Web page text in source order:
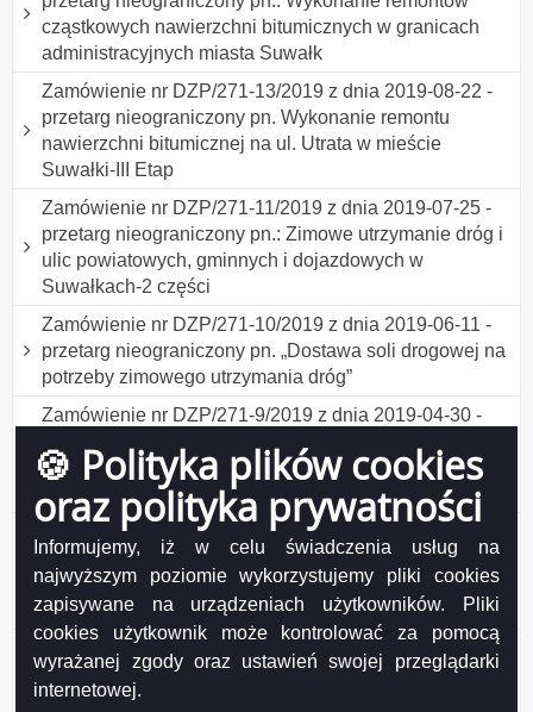
🍪 Polityka plików cookies
oraz polityka prywatności
Informujemy, iż w celu świadczenia usług na
najwyższym poziomie wykorzystujemy pliki cookies
zapisywane na urządzeniach użytkowników. Pliki
cookies użytkownik może kontrolować za pomocą
wyrażanej zgody oraz ustawień swojej przeglądarki
internetowej.
cząstkowych nawierzchni bitumicznych w granicach
administracyjnych miasta Suwałk
Zamówienie nr DZP/271-13/2019 z dnia 2019-08-22 -
przetarg nieograniczony pn. Wykonanie remontu
nawierzchni bitumicznej na ul. Utrata w mieście
Suwałki-III Etap
Zamówienie nr DZP/271-11/2019 z dnia 2019-07-25 -
przetarg nieograniczony pn.: Zimowe utrzymanie dróg i
ulic powiatowych, gminnych i dojazdowych w
Suwałkach-2 części
Zamówienie nr DZP/271-10/2019 z dnia 2019-06-11 -
przetarg nieograniczony pn. „Dostawa soli drogowej na
potrzeby zimowego utrzymania dróg”
Zamówienie nr DZP/271-9/2019 z dnia 2019-04-30 -
nawierzchni bitumicznej na ul. Utrata w mieście
Suwałki-2 części
Zamówienie nr DZP/271-8/2019 z dnia 2019-04-30 -
przetarg nieograniczony pn.Konserwacja urządzeń
oświetlenia ulicznego, parkowego oraz iluminacji
obiektów architektonicznych na terenie miasta Suwałk
Zamówienie nr DZP/271-6/2019 z dnia 2019-03-14 -
przetarg nieograniczony pn.Koszenie trawników wraz
ze sprzątaniem pozostałości po koszeniu w części